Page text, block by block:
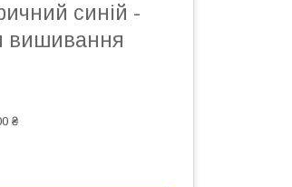
синій -
вишивання
₴